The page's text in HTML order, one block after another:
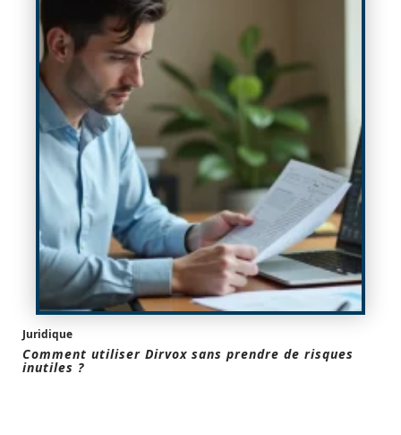
Juridique
Comment utiliser Dirvox sans prendre de risques
inutiles ?